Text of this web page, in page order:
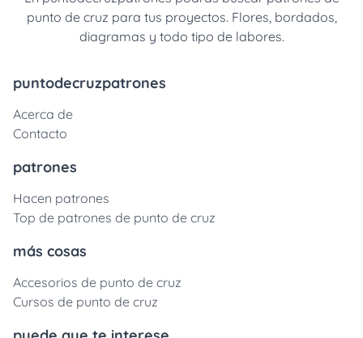
punto de cruz para tus proyectos. Flores, bordados,
diagramas y todo tipo de labores.
puntodecruzpatrones
Acerca de
Contacto
patrones
Hacen patrones
Top de patrones de punto de cruz
más cosas
Accesorios de punto de cruz
Cursos de punto de cruz